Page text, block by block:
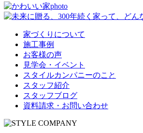
家づくりについて
施工事例
お客様の声
見学会・イベント
スタイルカンパニーのこと
スタッフ紹介
スタッフブログ
資料請求・お問い合わせ